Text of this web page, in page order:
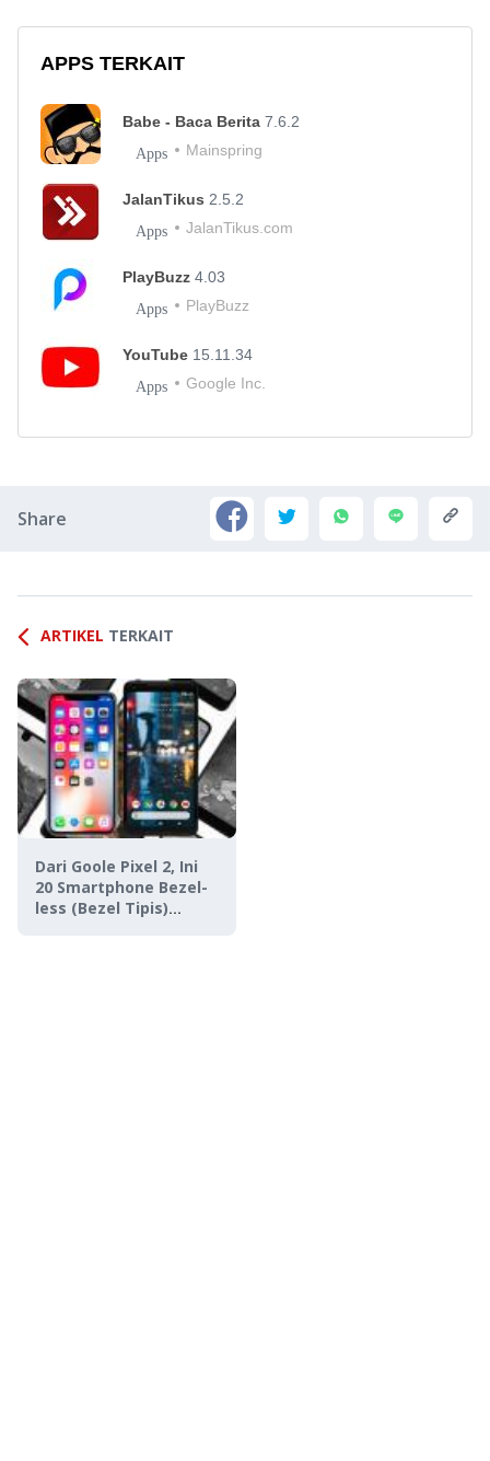
APPS TERKAIT
Babe - Baca Berita 7.6.2
Apps Mainspring
JalanTikus 2.5.2
Apps JalanTikus.com
PlayBuzz 4.03
Apps PlayBuzz
YouTube 15.11.34
Apps Google Inc.
Share
ARTIKEL TERKAIT
Dari Goole Pixel 2, Ini
20 Smartphone Bezel-
less (Bezel Tipis)